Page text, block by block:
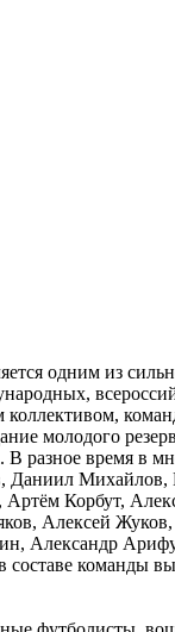
одним из
молодого
разное время в
Корбут,
Алексей
Александр
составе